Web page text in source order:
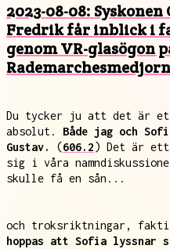
2023-08-08:
Fredrik får inblick i
genom VR-glasögon
Du tycker ju att det är
absolut. Både jag och
Gustav.
(606.2) Det är ett
sig i våra
skulle få en sån...
och troksriktningar,
hoppas att Sofia lyssnar